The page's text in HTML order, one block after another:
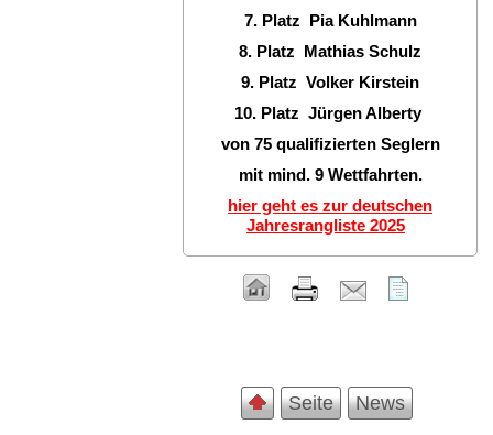
7. Platz Pia Kuhlmann
8. Platz Mathias Schulz
9. Platz Volker Kirstein
10. Platz Jürgen Alberty
von 75 qualifizierten Seglern
mit mind. 9 Wettfahrten.
hier geht es zur deutschen
Jahresrangliste 2025
Seite News